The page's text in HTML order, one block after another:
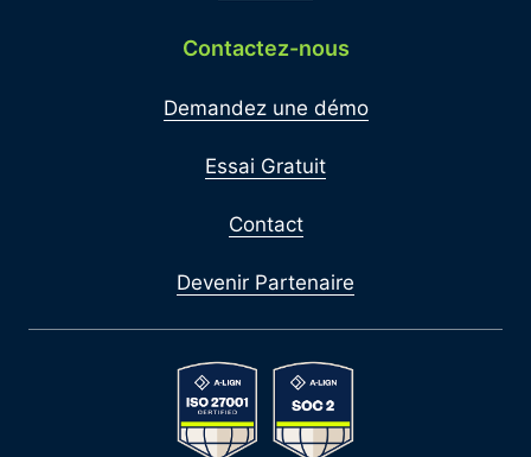
Contactez-nous
Demandez une démo
Essai Gratuit
Contact
Devenir Partenaire